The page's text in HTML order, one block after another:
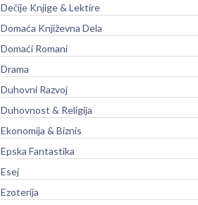
Dečije Knjige & Lektire
Domaća Književna Dela
Domaći Romani
Drama
Duhovni Razvoj
Duhovnost & Religija
Ekonomija & Biznis
Epska Fantastika
Esej
Ezoterija